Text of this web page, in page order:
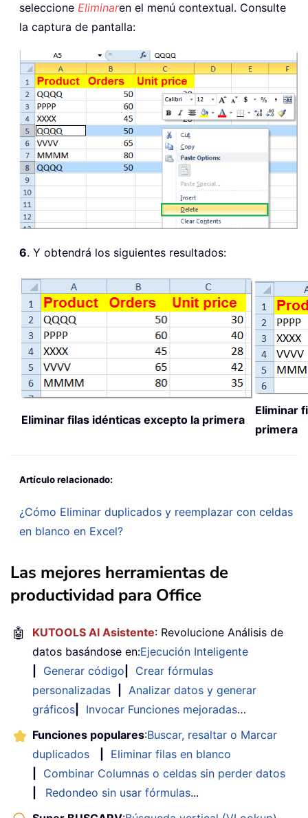
seleccione Eliminaren el menú contextual. Consulte
la captura de pantalla:
6. Y obtendrá los siguientes resultados:
Eliminar filas idénticas excepto la primera
Eliminar
primera
Artículo relacionado:
¿Cómo Eliminar duplicados y reemplazar con celdas
en blanco en Excel?
Las mejores herramientas de
productividad para Office
🤖 KUTOOLS AI Asistente: Revolucione Análisis de
datos basándose en:Ejecución Inteligente
Generar código
Crear fórmulas
personalizadas
Analizar datos y generar
gráficos
Invocar Funciones mejoradas…
Funciones populares:Buscar, resaltar o Marcar
duplicados
Eliminar filas en blanco
Combinar Columnas o celdas sin perder datos
Redondeo sin usar fórmulas...